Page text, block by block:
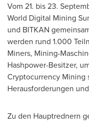
Vom 21. bis 23.
World Digital Mining
und BITKAN
werden rund 1.000
Miners, Mining-
Hashpower-Besitzer,
Cryptocurrency Mining
Herausforderungen
Zu den Hauptrednern